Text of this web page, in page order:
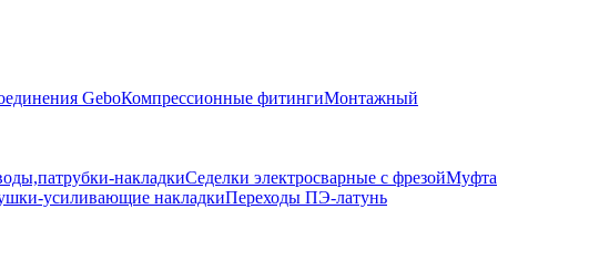
GeboКомпрессионные фитингиМонтажный
накладкиСеделки электросварные с фрезойМуфта
усиливающие накладкиПереходы ПЭ-латунь